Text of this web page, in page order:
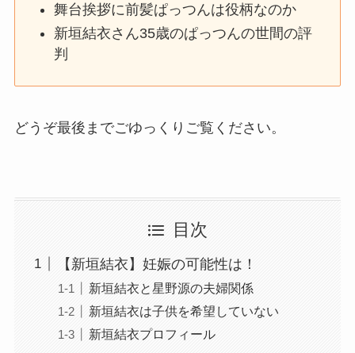
舞台挨拶に前髪ぱっつんは役柄なのか
新垣結衣さん35歳のぱっつんの世間の評
判
どうぞ最後までごゆっくりご覧ください。
目次
【新垣結衣】妊娠の可能性は！
新垣結衣と星野源の夫婦関係
新垣結衣は子供を希望していない
新垣結衣プロフィール